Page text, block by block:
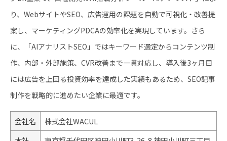
り、WebサイトやSEO、広告運用の課題を自動で可視化・改善提
案し、マーケティングPDCAの効率化を実現しています。さら
に、「AIアナリストSEO」ではキーワード選定からコンテンツ制
作、内部・外部施策、CVR改善まで一貫対応し、導入後3ヶ月目
には広告を上回る投資効率を達成した実績もあるため、SEO記事
制作を戦略的に進めたい企業に最適です。
会社名
株式会社WACUL